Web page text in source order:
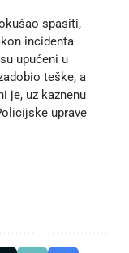
spasiti,
incidenta
upućeni u
teške, a
je, uz kaznenu
uprave